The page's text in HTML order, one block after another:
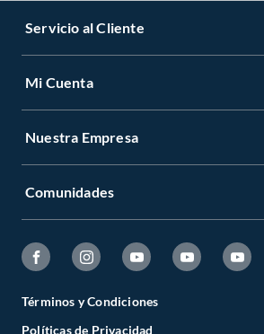
Servicio al Cliente
Mi Cuenta
Nuestra Empresa
Comunidades
Términos y Condiciones
Políticas de Privacidad